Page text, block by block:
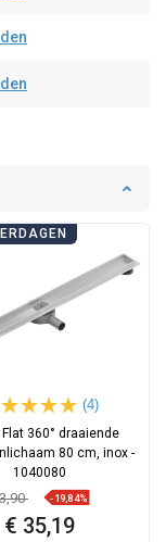
(4)
360° draaiende
80 cm, inox -
1040080
-19,84%
€ 35,19